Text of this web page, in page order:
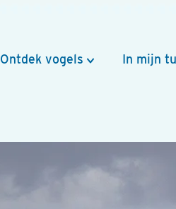
Ontdek vogels In mijn